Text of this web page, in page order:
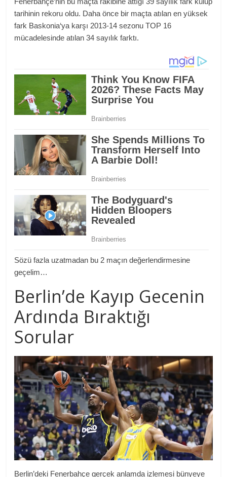
tarihinin rekoru oldu. Daha önce bir maçta atılan en yüksek
fark Baskonia‘ya karşı 2013-14 sezonu TOP 16
mücadelesinde atılan 34 sayılık farktı.
Sözü fazla uzatmadan bu 2 maçın değerlendirmesine
geçelim…
Berlin’de Kayıp Gecenin
Ardında Bıraktığı
Sorular
Berlin’deki Fenerbahçe gerçek anlamda izlemesi bünyeye